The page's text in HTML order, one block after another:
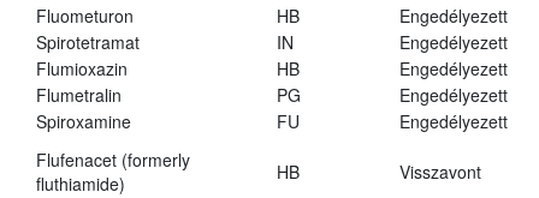
Fluometuron
HB
Engedélyezett
Spirotetramat
IN
Engedélyezett
Flumioxazin
HB
Engedélyezett
Flumetralin
PG
Engedélyezett
Spiroxamine
FU
Engedélyezett
Flufenacet (formerly
fluthiamide)
HB Visszavont